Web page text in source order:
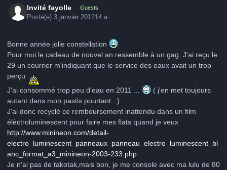
Invité fayolle Guests
Posté(e)3 janvier 201214 a
Bonne année jolie constellation
Pour moi le cadeau de nouvel an ressemble à un gag. J'ai reçu le
29 un courrier m'indiquant que le service des eaux avait un trop
perçu
J'ai consommé trop peu d'eau en 2011 ...
( j'en met toujours
autant dans mon pastis pourtant...)
J'ai donc recyclé ce remboursement inattendu dans un film
élèctroluminescent pour faire mes flats quand je veux
http://www.minineon.com/detail-
electro_luminescent_panneaux_panneau_electro_luminescent_bl
anc_format_a3_minineon-2003-233.php
Je n'ai pas de takotak,mais bon, je me console avec ma lulu de 80